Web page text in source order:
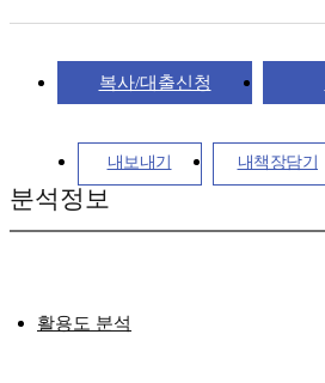
복사/대출신청
내보내기 내책장담기
분석정보
활용도 분석